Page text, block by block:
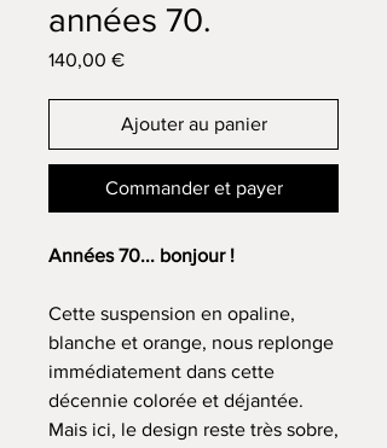
années 70.
140,00 €Prix
Ajouter au panier
Commander et payer
Années 70... bonjour !
Cette suspension en opaline,
blanche et orange, nous replonge
immédiatement dans cette
décennie colorée et déjantée.
Mais ici, le design reste très sobre,